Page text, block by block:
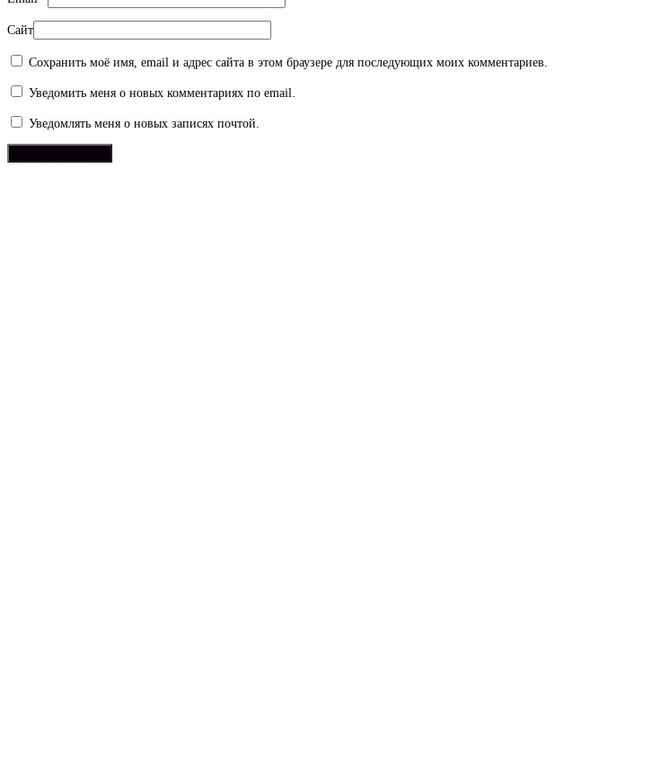
Сайт
Сохранить моё имя, email и адрес сайта в этом браузере для последующих моих комментариев.
Уведомить меня о новых комментариях по email.
Уведомлять меня о новых записях почтой.